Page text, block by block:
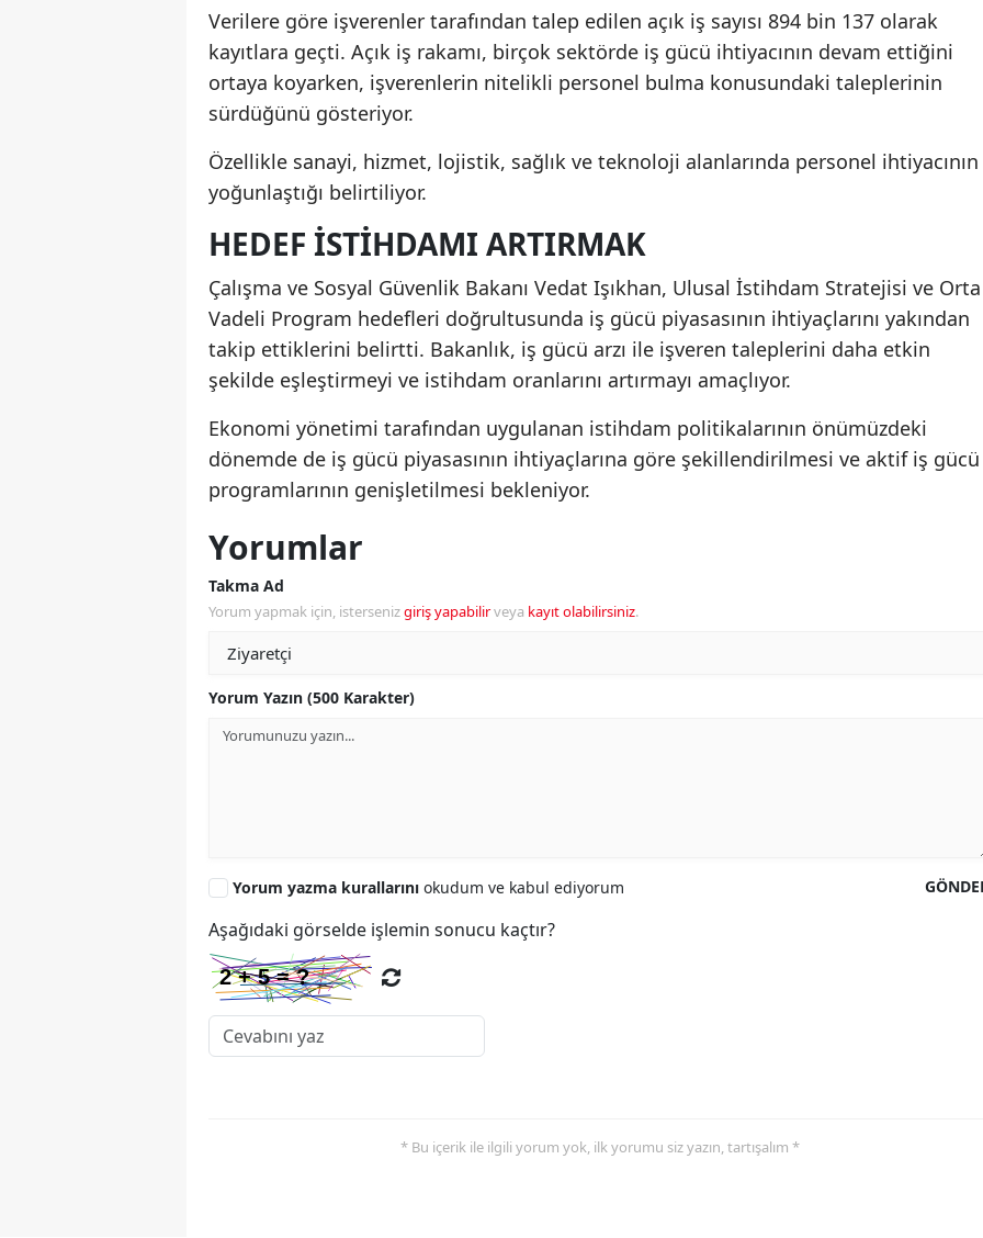
Verilere göre işverenler tarafından talep edilen açık iş sayısı 894 bin 137 olarak
kayıtlara geçti. Açık iş rakamı, birçok sektörde iş gücü ihtiyacının devam ettiğini
ortaya koyarken, işverenlerin nitelikli personel bulma konusundaki taleplerinin
sürdüğünü gösteriyor.
Özellikle sanayi, hizmet, lojistik, sağlık ve teknoloji alanlarında personel ihtiyacının
yoğunlaştığı belirtiliyor.
HEDEF ISTIHDAMI ARTIRMAK
Çalışma ve Sosyal Güvenlik Bakanı Vedat Işıkhan, Ulusal İstihdam Stratejisi ve Orta
Vadeli Program hedefleri doğrultusunda iş gücü piyasasının ihtiyaçlarını yakından
takip ettiklerini belirtti. Bakanlık, iş gücü arzı ile işveren taleplerini daha etkin
şekilde eşleştirmeyi ve istihdam oranlarını artırmayı amaçlıyor.
Ekonomi yönetimi tarafından uygulanan istihdam politikalarının önümüzdeki
dönemde de iş gücü piyasasının ihtiyaçlarına göre şekillendirilmesi ve aktif iş gücü
programlarının genişletilmesi bekleniyor.
Yorumlar
Takma Ad
Yorum yapmak için, istersenizgiriş yapabilirveya kayıt olabilirsiniz.
Yorum Yazın (500 Karakter)
Yorum yazma kurallarını okudum ve kabul ediyorum
Aşağıdaki görselde işlemin sonucu kaçtır?
* Bu içerik ile ilgili yorum yok, ilk yorumu siz yazın, tartışalım *